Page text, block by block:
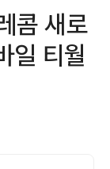
콤 새로
일 티월